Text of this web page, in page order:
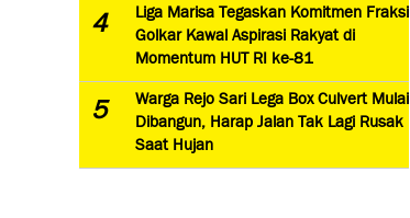
4
Liga Marisa Tegaskan Komitmen Fraksi
Golkar Kawal Aspirasi Rakyat di
Momentum HUT RI ke-81
5
Warga Rejo Sari Lega Box Culvert Mulai
Dibangun, Harap Jalan Tak Lagi Rusak
Saat Hujan